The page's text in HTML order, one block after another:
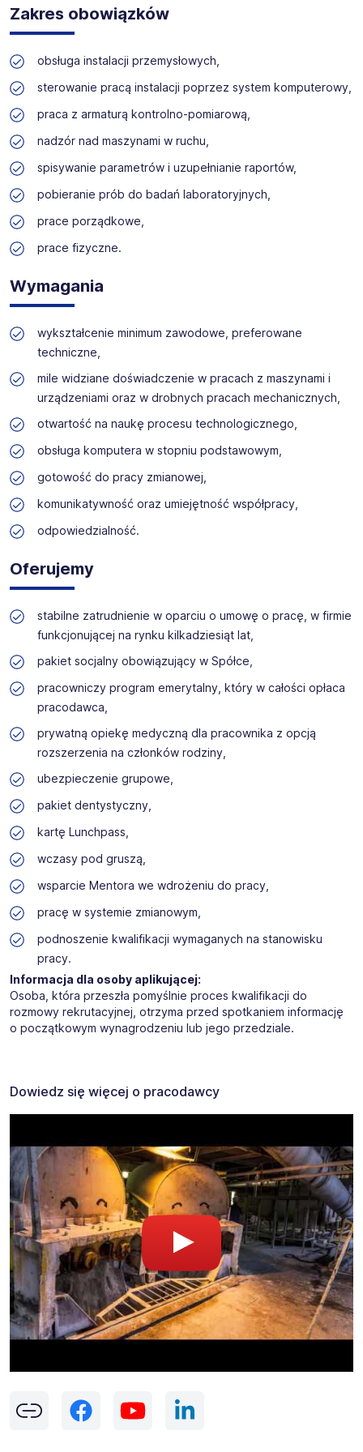
obecnie jest uczestnikiem indeksów WIG-CHEMIA, WIG,
WIG-Poland. W sierpniu 2011 r. spółka weszła w skład
największej polskiej grupy chemicznej i kluczowej grupy
kapitałowej branży nawozowo-chemicznej w Europie –
Grupy Azoty. Jednostką dominująca jest tarnowska
spółka- Grupa Azoty S.A.
kandydatów do pracy na stanowisku:
stanowisku produkcyjnym
Miejsce pracy:Police, ul. Kuźnicka 1
Zakres obowiązków
obsługa instalacji przemysłowych,
sterowanie pracą instalacji poprzez system komputerowy,
praca z armaturą kontrolno-pomiarową,
nadzór nad maszynami w ruchu,
spisywanie parametrów i uzupełnianie raportów,
pobieranie prób do badań laboratoryjnych,
prace porządkowe,
prace fizyczne.
Wymagania
wykształcenie minimum zawodowe, preferowane
techniczne,
mile widziane doświadczenie w pracach z maszynami i
urządzeniami oraz w drobnych pracach mechanicznych,
otwartość na naukę procesu technologicznego,
obsługa komputera w stopniu podstawowym,
gotowość do pracy zmianowej,
komunikatywność oraz umiejętność współpracy,
odpowiedzialność.
Oferujemy
stabilne zatrudnienie w oparciu o umowę o pracę, w firmie
funkcjonującej na rynku kilkadziesiąt lat,
pakiet socjalny obowiązujący w Spółce,
pracowniczy program emerytalny, który w całości opłaca
pracodawca,
prywatną opiekę medyczną dla pracownika z opcją
rozszerzenia na członków rodziny,
ubezpieczenie grupowe,
pakiet dentystyczny,
kartę Lunchpass,
wczasy pod gruszą,
wsparcie Mentora we wdrożeniu do pracy,
pracę w systemie zmianowym,
podnoszenie kwalifikacji wymaganych na stanowisku
pracy.
Informacja dla osoby aplikującej:
Osoba, która przeszła pomyślnie proces kwalifikacji do
rozmowy rekrutacyjnej, otrzyma przed spotkaniem informację
o początkowym wynagrodzeniu lub jego przedziale.
Dowiedz się więcej o pracodawcy